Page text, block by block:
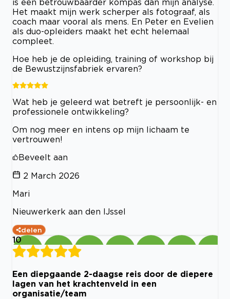
is een betrouwbaarder kompas dan mijn analyse.
Het maakt mijn werk scherper als fotograaf, als
coach maar vooral als mens. En Peter en Evelien
als duo-opleiders maakt het echt helemaal
compleet.
Hoe heb je de opleiding, training of workshop bij
de Bewustzijnsfabriek ervaren?
Wat heb je geleerd wat betreft je persoonlijk- en
professionele ontwikkeling?
Om nog meer en intens op mijn lichaam te
vertrouwen!
Beveelt aan
2 March 2026
Mari
Nieuwerkerk aan den IJssel
delen
10
Een diepgaande 2-daagse reis door de diepere
lagen van het krachtenveld in een
organisatie/team